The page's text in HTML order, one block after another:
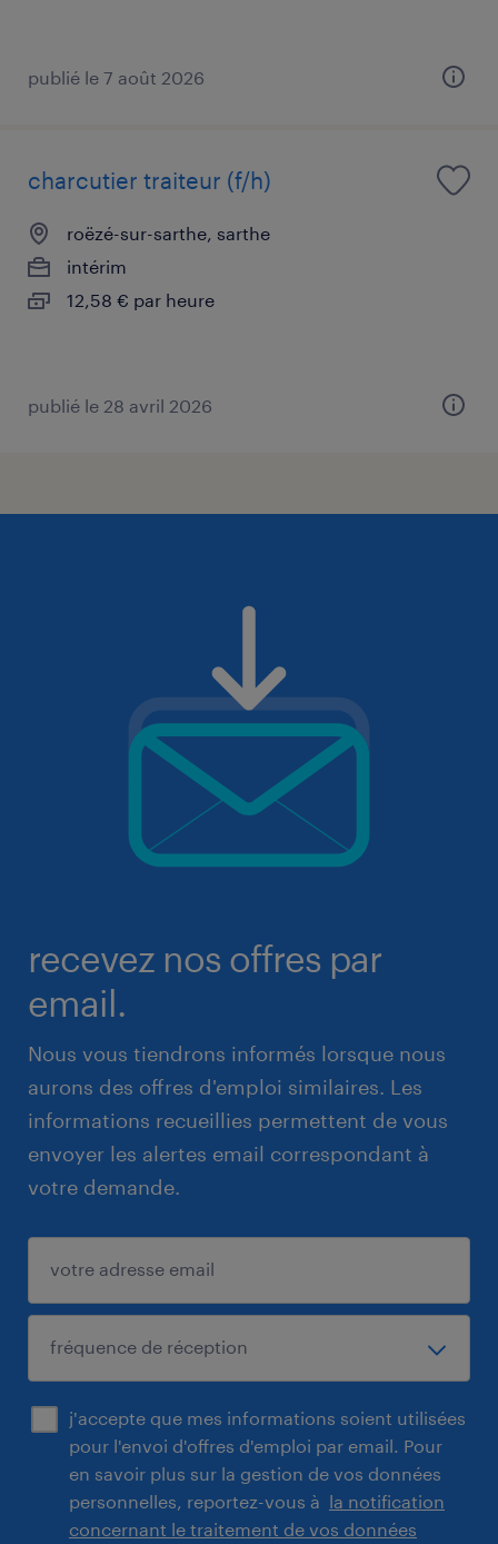
publié le 7 août 2026
charcutier traiteur (f/h)
roëzé-sur-sarthe, sarthe
intérim
12,58 € par heure
publié le 28 avril 2026
recevez nos offres par
email.
Nous vous tiendrons informés lorsque nous
aurons des offres d'emploi similaires. Les
informations recueillies permettent de vous
envoyer les alertes email correspondant à
votre demande.
j'accepte que mes informations soient utilisées
pour l'envoi d'offres d'emploi par email. Pour
en savoir plus sur la gestion de vos données
personnelles, reportez-vous à la notification
concernant le traitement de vos données